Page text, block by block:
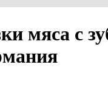
мяса с